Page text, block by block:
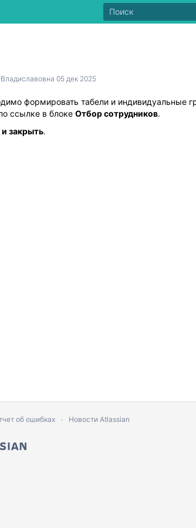
05 дек 2025
формировать табели и индивидуальные
ссылке в блоке Отбор сотрудников.
закрыть.
об ошибках Новости Atlassian